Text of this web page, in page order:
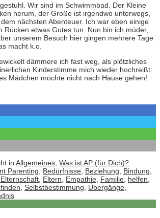
Wir sind im Schwimmbad. Der Kleine
herum, der Große ist irgendwo unterwegs,
nächsten Abenteuer. Ich war eben einige
Rücken etwas Gutes tun. Nun bin ich müder,
unserem Besuch hier gingen mehrere Tage
macht k.o.
dämmere ich fast weg, als plötzliches
Kinderstimme mich wieder hochreißt:
Mädchen möchte nicht nach Hause gehen!
in Allgemeines Was ist AP (für Dich)?
Parenting Bedürfnisse Beziehung Bindung
Eltern Empathie Familie helfen
Selbstbestimmung Übergänge